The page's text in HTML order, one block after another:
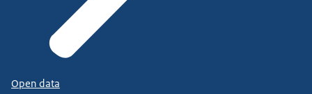
Open data